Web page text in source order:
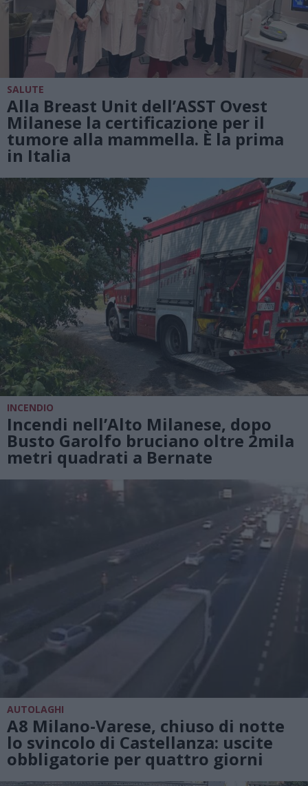
SALUTE
Alla Breast Unit dell’ASST Ovest
Milanese la certificazione per il
tumore alla mammella. È la prima
in Italia
INCENDIO
Incendi nell’Alto Milanese, dopo
Busto Garolfo bruciano oltre 2mila
metri quadrati a Bernate
AUTOLAGHI
A8 Milano-Varese, chiuso di notte
lo svincolo di Castellanza: uscite
obbligatorie per quattro giorni